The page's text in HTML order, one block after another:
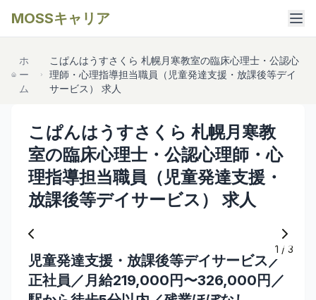
MOSSキャリア
ホ
ー
ム
こぱんはうすさくら 札幌月寒教室の臨床心理士・公認心
理師・心理指導担当職員（児童発達支援・放課後等デイ
サービス） 求人
こぱんはうすさくら 札幌月寒教
室の臨床心理士・公認心理師・心
理指導担当職員（児童発達支援・
放課後等デイサービス） 求人
1 / 3
児童発達支援・放課後等デイサービス／
正社員／月給219,000円〜326,000円／